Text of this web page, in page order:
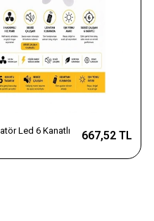
Led 6 Kanatlı 667,52 TL